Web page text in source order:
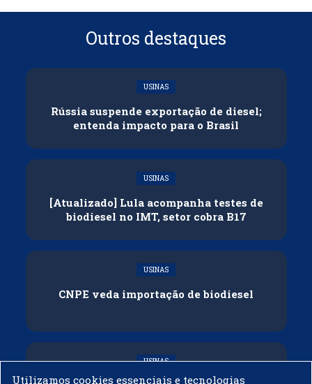
Outros destaques
USINAS
Rússia suspende exportação de diesel;
entenda impacto para o Brasil
USINAS
[Atualizado] Lula acompanha testes de
biodiesel no IMT, setor cobra B17
USINAS
CNPE veda importação de biodiesel
USINAS
Utilizamos cookies essenciais e tecnologias